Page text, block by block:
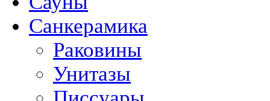
Санкерамика
Раковины
Унитазы